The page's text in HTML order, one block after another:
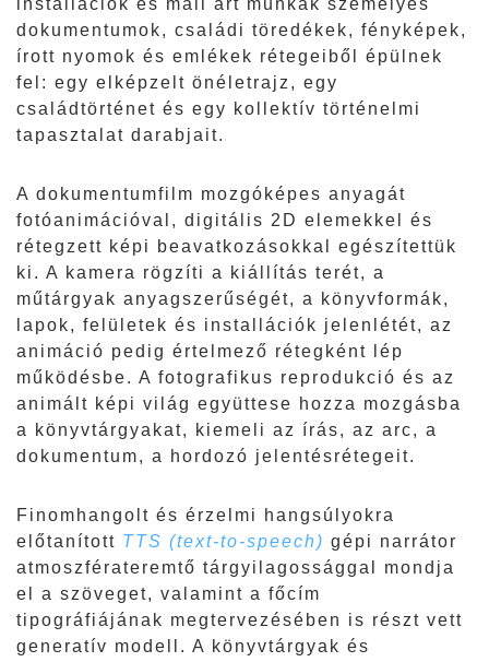
installációk és mail art munkák személyes
dokumentumok, családi töredékek, fényképek,
írott nyomok és emlékek rétegeiből épülnek
fel: egy elképzelt önéletrajz, egy
családtörténet és egy kollektív történelmi
tapasztalat darabjait.
A dokumentumfilm mozgóképes anyagát
fotóanimációval, digitális 2D elemekkel és
rétegzett képi beavatkozásokkal egészítettük
ki. A kamera rögzíti a kiállítás terét, a
műtárgyak anyagszerűségét, a könyvformák,
lapok, felületek és installációk jelenlétét, az
animáció pedig értelmező rétegként lép
működésbe. A fotografikus reprodukció és az
animált képi világ együttese hozza mozgásba
a könyvtárgyakat, kiemeli az írás, az arc, a
dokumentum, a hordozó jelentésrétegeit.
Finomhangolt és érzelmi hangsúlyokra
előtanított TTS (text-to-speech) gépi narrátor
atmoszférateremtő tárgyilagossággal mondja
el a szöveget, valamint a főcím
tipográfiájának megtervezésében is részt vett
generatív modell. A könyvtárgyak és